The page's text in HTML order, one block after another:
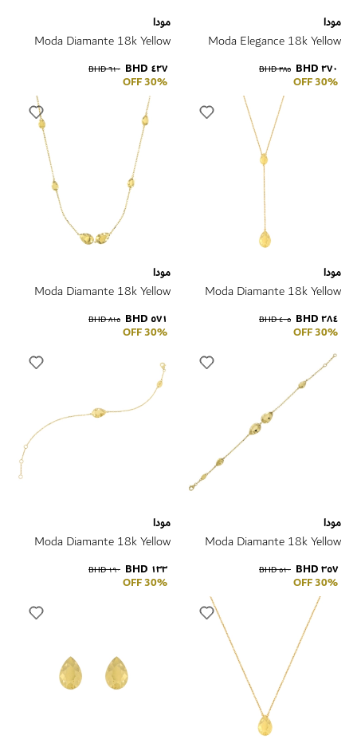
مودا
Moda Elegance 18k Yellow
٢٧٠ BHD ٣٨٥ BHD
30% OFF
مودا
Moda Diamante 18k Yellow
٤٢٧ BHD ٦١٠ BHD
30% OFF
مودا
Moda Diamante 18k Yellow
٢٨٤ BHD ٤٠٥ BHD
30% OFF
مودا
Moda Diamante 18k Yellow
٥٧١ BHD ٨١٥ BHD
30% OFF
مودا
Moda Diamante 18k Yellow
٣٥٧ BHD ٥١٠ BHD
30% OFF
مودا
Moda Diamante 18k Yellow
١٣٣ BHD ١٩٠ BHD
30% OFF